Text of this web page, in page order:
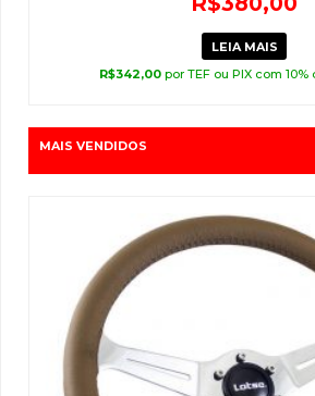
LEIA MAIS
R$342,00 por TEF ou PIX com
MAIS VENDIDOS
O
preço